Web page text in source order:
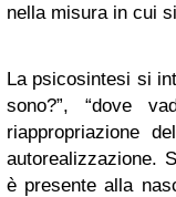
nella misura in cui
La psicosintesi si
sono?”, “dove
riappropriazione
autorealizzazione.
è presente alla